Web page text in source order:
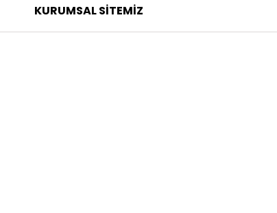
KURUMSAL SITEMIZ